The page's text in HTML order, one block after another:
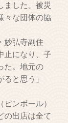
ました。被災
々な団体の協
妙弘寺副住
止になり、子
た。地元の
と思う」
ンボール）
の出店は全て